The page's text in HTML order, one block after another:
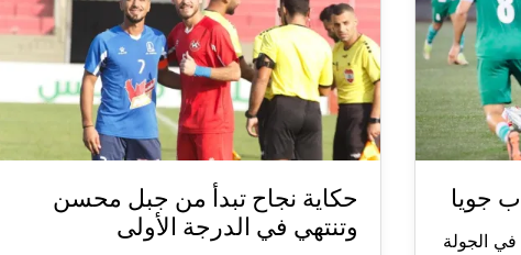
جويا
على جويا الرياضي 2-1، في الجولة
حكاية نجاح تبدأ من جبل محسن
وتنتهي في الدرجة الأولى